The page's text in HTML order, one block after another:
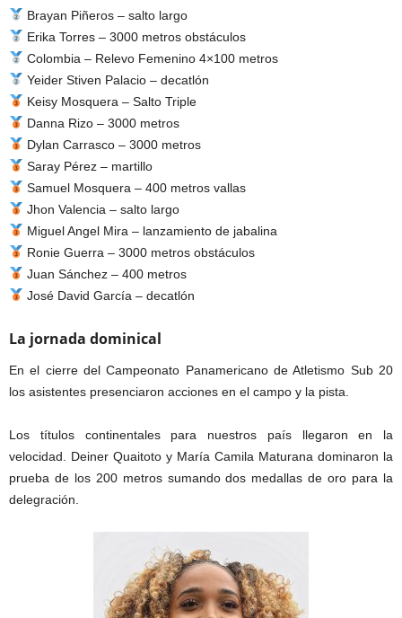
Brayan Piñeros – salto largo
Erika Torres – 3000 metros obstáculos
Colombia – Relevo Femenino 4×100 metros
Yeider Stiven Palacio – decatlón
Keisy Mosquera – Salto Triple
Danna Rizo – 3000 metros
Dylan Carrasco – 3000 metros
Saray Pérez – martillo
Samuel Mosquera – 400 metros vallas
Jhon Valencia – salto largo
Miguel Angel Mira – lanzamiento de jabalina
Ronie Guerra – 3000 metros obstáculos
Juan Sánchez – 400 metros
José David García – decatlón
La jornada dominical
En el cierre del Campeonato Panamericano de Atletismo Sub 20
los asistentes presenciaron acciones en el campo y la pista.
Los títulos continentales para nuestros país llegaron en la
velocidad. Deiner Quaitoto y María Camila Maturana dominaron la
prueba de los 200 metros sumando dos medallas de oro para la
delegración.